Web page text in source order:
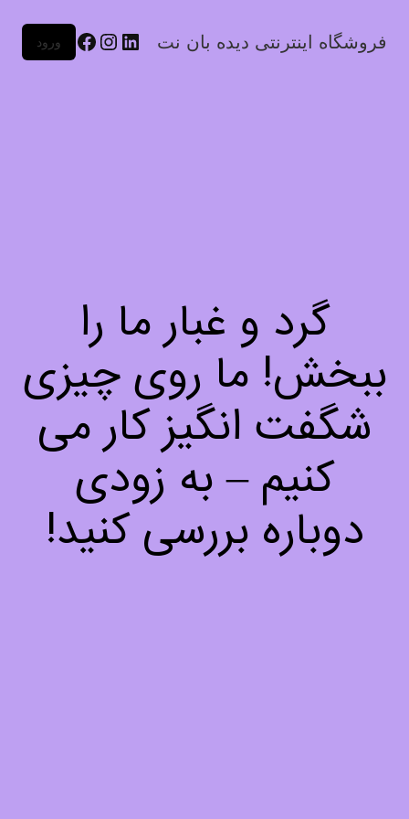
فروشگاه اینترنتی دیده بان نت ورود
گرد و غبار ما را
ببخش! ما روی چیزی
شگفت انگیز کار می
کنیم – به زودی
دوباره بررسی کنید!